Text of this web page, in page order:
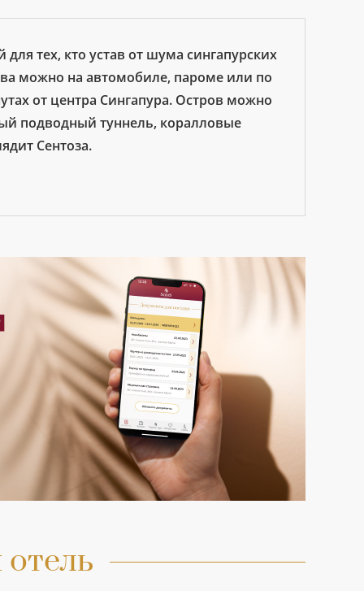
тех, кто устав от шума сингапурских
можно на автомобиле, пароме или по
от центра Сингапура. Остров можно
подводный туннель, коралловые
Сентоза.